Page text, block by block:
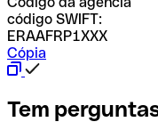
código SWIFT:
ERAAFRP1XXX
Cópia
Tem